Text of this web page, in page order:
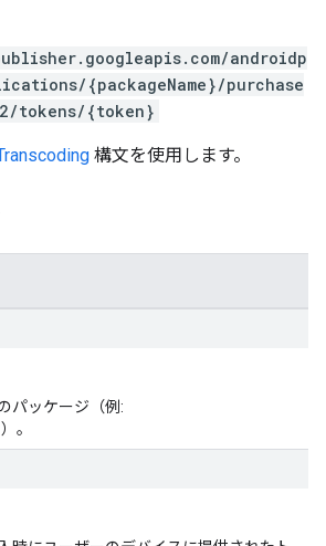
androidp
{packageName}/purchase
tokens/{token}
構文を使用します。
パッケージ（例:
。